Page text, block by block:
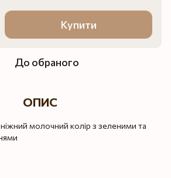
Купити
До обраного
ОПИС
молочний колір з зеленими та